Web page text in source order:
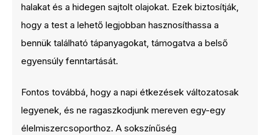
halakat és a hidegen sajtolt olajokat. Ezek biztosítják,
hogy a test a lehető legjobban hasznosíthassa a
bennük található tápanyagokat, támogatva a belső
egyensúly fenntartását.
Fontos továbbá, hogy a napi étkezések változatosak
legyenek, és ne ragaszkodjunk mereven egy-egy
élelmiszercsoporthoz. A sokszínűség